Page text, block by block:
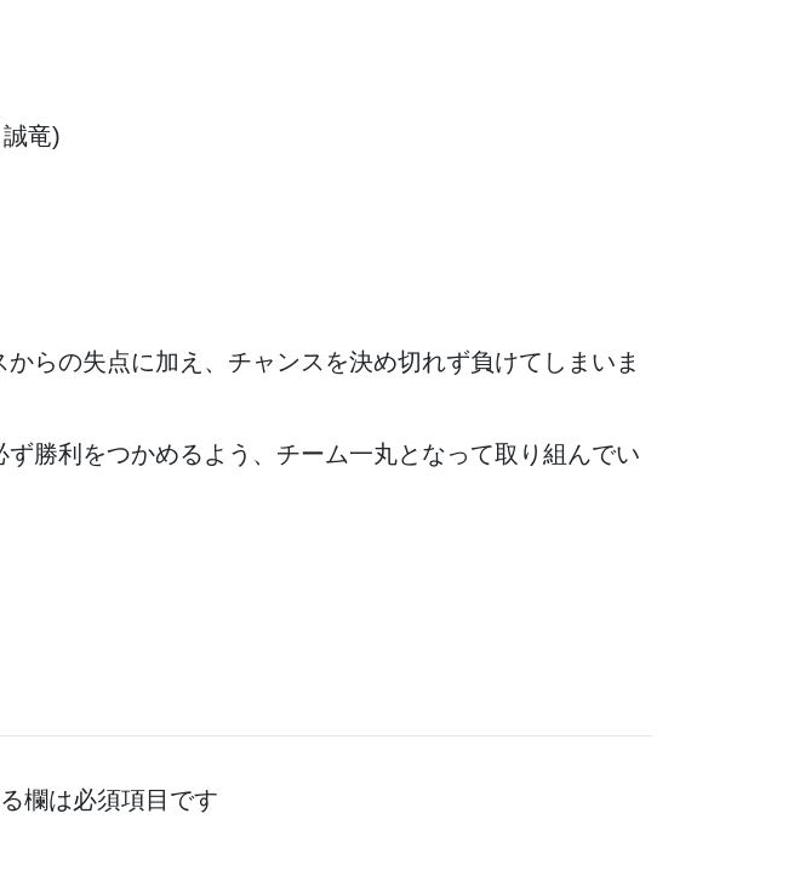
竜)
らの失点に加え、チャンスを決め切れず負けてしまいま
勝利をつかめるよう、チーム一丸となって取り組んでい
欄は必須項目です